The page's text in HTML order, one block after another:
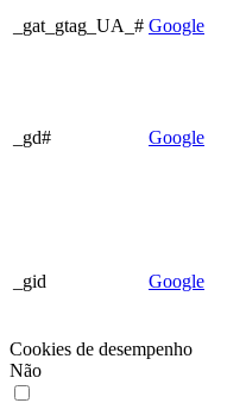
_gat_gtag_UA_# Google
_gd# Google
_gid Google
Cookies de desempenho
Não